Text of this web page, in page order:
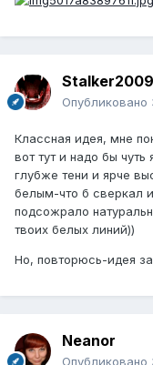
Stalker2009
Опубликовано
Классная идея, мне
вот тут и надо бы
глубже тени и ярче
белым-что б сверкал
подсожрало
твоих белых линий))
Но, повторюсь-идея
Neanor
Опубликовано